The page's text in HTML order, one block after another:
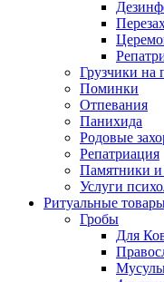
Грузчики на
Поминки
Отпевания
Панихида
Родовые
Репатриация
Памятники и
Услуги
Ритуальные
Гробы
Для